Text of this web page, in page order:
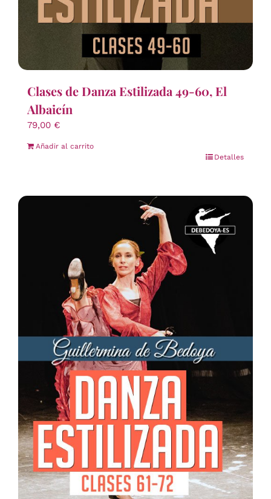
Clases de Danza Estilizada 49-60, El
Albaicín
79,00 €
Añadir al carrito
Detalles